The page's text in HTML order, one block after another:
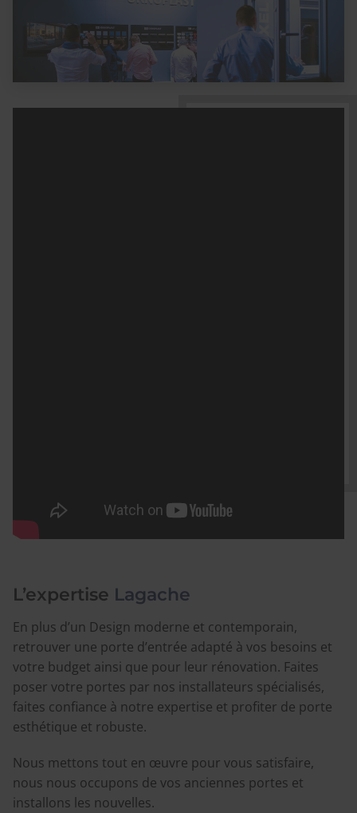
L’expertise Lagache
En plus d’un Design moderne et contemporain,
retrouver une porte d’entrée adapté à vos besoins et
votre budget ainsi que pour leur rénovation. Faites
poser votre portes par nos installateurs spécialisés,
faites confiance à notre expertise et profiter de porte
esthétique et robuste.
Nous mettons tout en œuvre pour vous satisfaire,
nous nous occupons de vos anciennes portes et
installons les nouvelles.